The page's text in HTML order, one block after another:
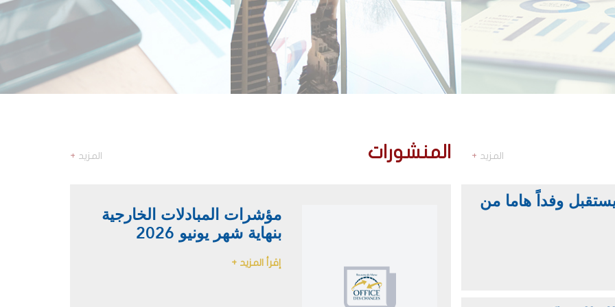
المزيد +
وفداً هاما من
المنشورات المزيد +
مؤشرات المبادلات الخارجية
بنهاية شهر يونيو 2026
إقرأ المزيد +